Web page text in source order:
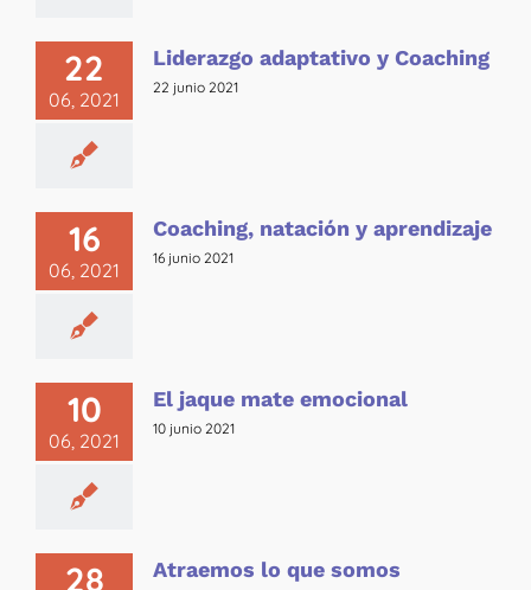
22
06, 2021
Liderazgo adaptativo y Coaching
22 junio 2021
16
06, 2021
Coaching, natación y aprendizaje
16 junio 2021
10
06, 2021
El jaque mate emocional
10 junio 2021
28 Atraemos lo que somos